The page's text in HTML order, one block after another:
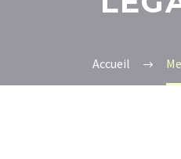
Accueil